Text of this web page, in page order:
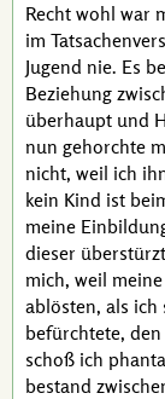
Recht wohl war
im
Jugend nie. Es
Beziehung
überhaupt und
nun gehorchte
nicht, weil ich
kein Kind ist
meine
dieser
mich, weil
ablösten, als ich
befürchtete,
schoß ich
bestand